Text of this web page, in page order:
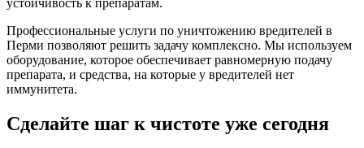
Профессиональные услуги по уничтожению вредителей в
Перми позволяют решить задачу комплексно. Мы используем
оборудование, которое обеспечивает равномерную подачу
препарата, и средства, на которые у вредителей нет
иммунитета.
Сделайте шаг к чистоте уже сегодня